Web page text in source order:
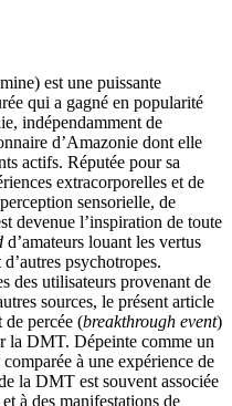
est une puissante
qui a gagné en popularité
indépendamment de
d’Amazonie dont elle
actifs. Réputée pour sa
extracorporelles et de
sensorielle, de
devenue l’inspiration de toute
d’amateurs louant les vertus
psychotropes.
des utilisateurs provenant de
sources, le présent article
de percée (breakthrough event)
la DMT. Dépeinte comme un
à une expérience de
la DMT est souvent associée
à des manifestations de